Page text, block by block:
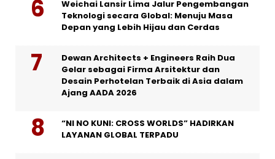
Weichai Lansir Lima Jalur Pengembangan
Teknologi secara Global: Menuju Masa
Depan yang Lebih Hijau dan Cerdas
Dewan Architects + Engineers Raih Dua
Gelar sebagai Firma Arsitektur dan
Desain Perhotelan Terbaik di Asia dalam
Ajang AADA 2026
“NI NO KUNI: CROSS WORLDS” HADIRKAN
LAYANAN GLOBAL TERPADU